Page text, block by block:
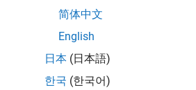
简体中文
English
日本 (日本語)
한국 (한국어)